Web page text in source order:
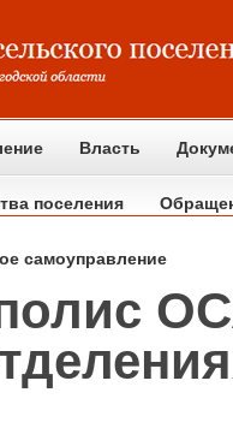
Власть
поселения
самоуправление